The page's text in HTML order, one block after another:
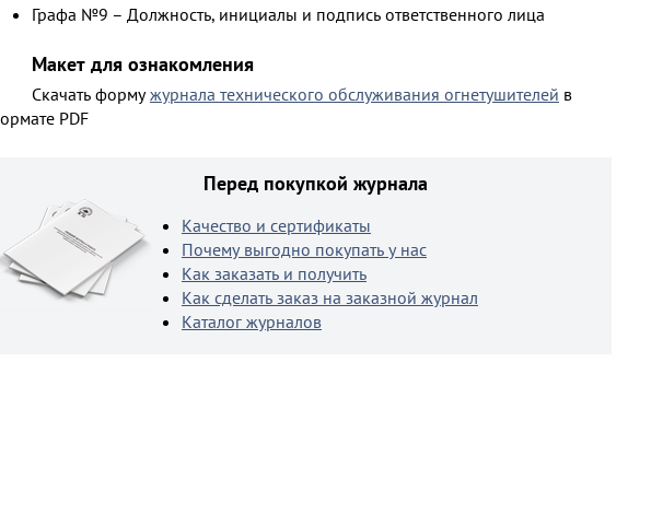
Графа №9 – Должность, инициалы и подпись ответственного лица
Макет для ознакомления
Скачать формужурнала технического обслуживания огнетушителей в
PDF
Перед покупкой журнала
Качество и сертификаты
Почему выгодно покупать у нас
Как заказать и получить
Как сделать заказ на заказной журнал
Каталог журналов